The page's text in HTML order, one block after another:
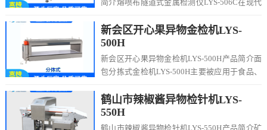
简介熔喷布隧道式金属检测仪LYS-506C在现代
新会区开心果异物金检机LYS-
500H
新会区开心果异物金检机LYS-500H产品简介面
包分拣式金检机LYS-500H主要被应用于食品、
鹤山市辣椒酱异物检针机LYS-
550H
鹤山市辣椒酱异物检针机LYS-550H产品简介矿